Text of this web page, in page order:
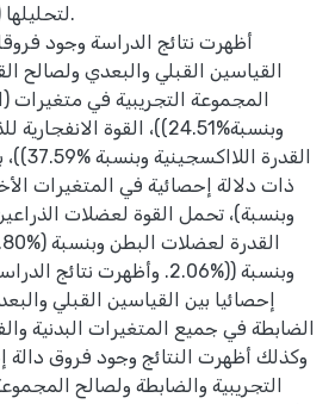
أظهرت نتائج الدراسة وجود
القياسين القبلي والبعدي ولصالح
المجموعة التجريبية في متغيرات
وبنسبة ((%2.06. وأظهرت
إحصائيا بين القياسين القبلي
الضابطة في جميع المتغيرات البدنية
وكذلك أظهرت النتائج وجود فروق دالة
التجريبية والضابطة ولصالح